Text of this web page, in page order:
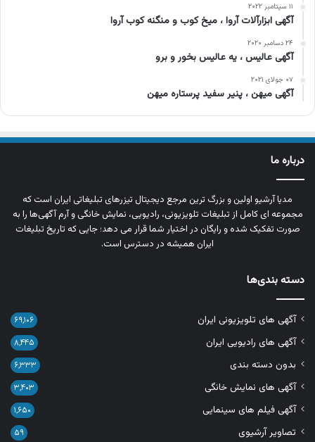
۱۱ سپتامبر ۲۰۲۲
آگهی ابزارآلات آروا ، میخ کوب و منگنه کوب آروا
۲۴ دسامبر ۲۰۲۰
آگهی عالیس ، یه عالیس بخور و برو
۰۷ جولای ۲۰۲۱
آگهی میهن ، پنیر سفید پرستاره میهن
درباره ما
مدیا آرشیو اولین و بزرگ‌ ترین مرجع دیجیتال تیزرهای تبلیغاتی ایران است که
مجموعه‌ ای کامل از تبلیغات تلویزیونی، رادیویی، نمایش خانگی و آرم‌ آگهی‌ها را به‌
صورت تفکیک‌ شده و رایگان در اختیار شما قرار می‌ دهد؛ جایی که تاریخ تبلیغات
ایران همیشه در دسترس است.
دسته بندی‌ها
آگهی های تلویزیونی ایران ۶۹,۱۰۶
آگهی های رادیویی ایران ۸,۴۴۵
بدون دسته بندی ۶,۳۳۳
آگهی های نمایش خانگی ۳,۴۰۳
آگهی فیلم های سینمایی ۱,۶۵۰
تصاویر آرشیوی ۵۹